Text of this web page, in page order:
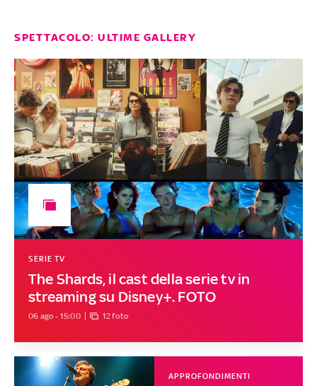
SPETTACOLO: ULTIME GALLERY
The Shards, il cast della serie tv in
streaming su Disney+. FOTO
SERIE TV
06 ago - 15:00 12 foto
APPROFONDIMENTI